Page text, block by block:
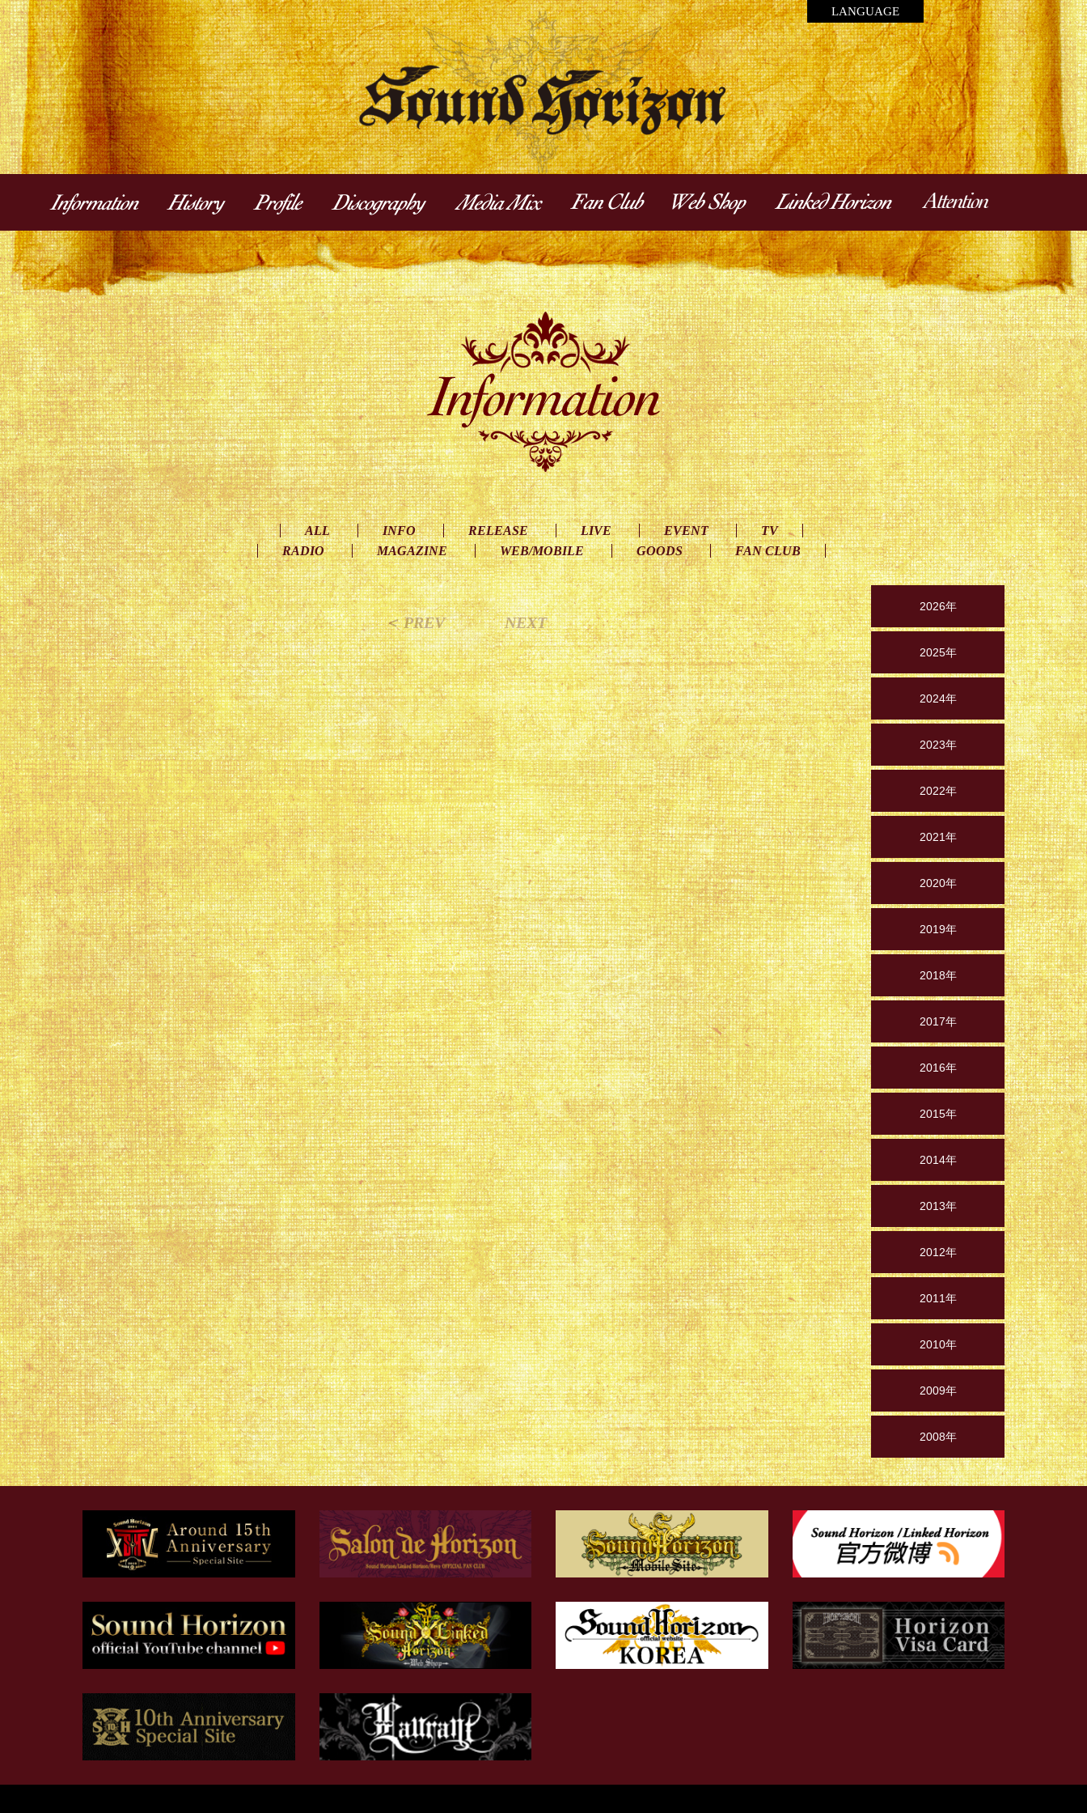
LANGUAGE
ALL INFO RELEASE LIVE EVENT
TV
RADIO
MAGAZINE WEB/MOBILE GOODS FAN CLUB
＜ PREV NEXT
2026年
2025年
2024年
2023年
2022年
2021年
2020年
2019年
2018年
2017年
2016年
2015年
2014年
2013年
2012年
2011年
2010年
2009年
2008年